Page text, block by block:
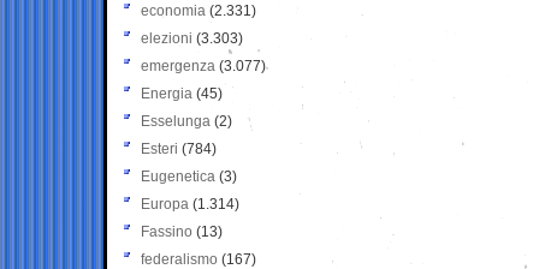
economia (2.331)
elezioni (3.303)
emergenza (3.077)
Energia (45)
Esselunga (2)
Esteri (784)
Eugenetica (3)
Europa (1.314)
Fassino (13)
federalismo (167)